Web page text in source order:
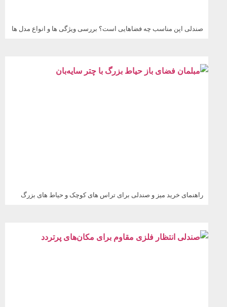
صندلی اپن مناسب چه فضاهایی است؟ بررسی ویژگی‌ ها و انواع مدل‌ ها
راهنمای خرید میز و صندلی برای تراس‌ های کوچک و حیاط‌ های بزرگ